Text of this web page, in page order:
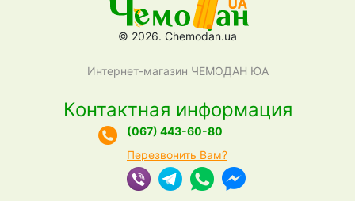
© 2026. Chemodan.ua
Интернет-магазин ЧЕМОДАН ЮА
Контактная информация
(067) 443-60-80
Перезвонить Вам?